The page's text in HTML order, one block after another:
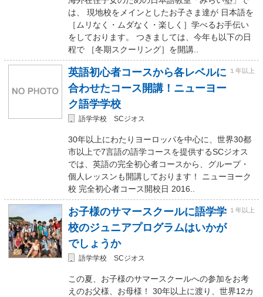
は、 現地校をメインとしたお子さま達が 日本語を
［ムリなく・ムダなく・楽しく］学べるお手伝い
をしております。 つきましては、今年も以下の日
程で ［冬期スクーリング］を開講..
英語初心者コースから各レベルに
合わせたコース開講！ニューヨー
ク語学学校
１年以上
語学学校 SCジオス
30年以上にわたりヨーロッパを中心に、世界30都
市以上で7言語の語学コースを提供するSCジオス
では、英語の完全初心者コースから、グループ・
個人レッスンも開講しております！ ニューヨーク
校 完全初心者コース開校日 2016..
お子様のサマースクールに語学学
校のジュニアプログラムはいかが
でしょうか
１年以上
語学学校 SCジオス
この夏、お子様のサマースクールへの参加をお考
えのお父様、お母様！ 30年以上に渡り、世界12カ